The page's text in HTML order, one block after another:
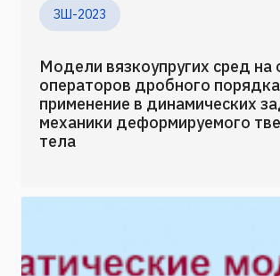
ЗШ-2023
Модели вязкоупругих сред на
операторов дробного
применение в динамических
механики деформируемого
тела